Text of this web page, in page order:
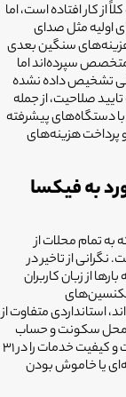
از کار افتاده است، اما
اولیه مثل صدای
هزینه‌های سنگین بعدی
سپرده‌اند اما
تشخیص داده نشده
صلاحیت، از جمله
دستگاه‌های پیشرفته
پرداخت هزینه‌های
به فیکسا
تمام محلات از
از تاخیر در
از زبان کاربران
فعال و تکنسین‌های
متفاوت از
محل سکونت و حساب
بانکی تکنسین‌ها و نظارت مستمر بر عملکرد آن‌ها، امنیت و کیفیت خدمات را در ۳۱
یا خاموش بودن